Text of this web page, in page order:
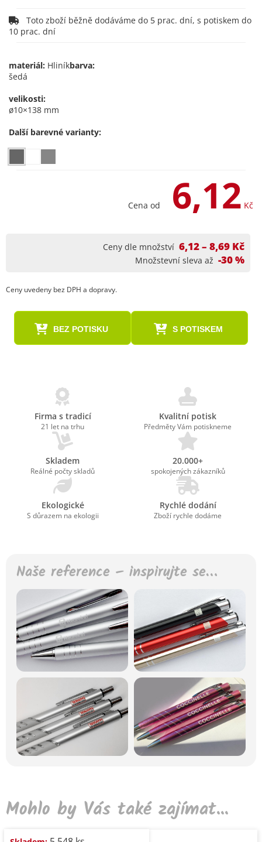
Toto zboží běžně dodáváme do 5 prac. dní, s potiskem do
10 prac. dní
materiál: Hliníkbarva:
šedá
velikosti:
ø10×138 mm
Další barevné varianty:
Cena od 6,12 Kč
Ceny dle množství 6,12 – 8,69 Kč
Množstevní sleva až -30 %
Ceny uvedeny bez DPH a dopravy.
BEZ POTISKU S POTISKEM
Firma s tradicí
21 let na trhu
Kvalitní potisk
Předměty Vám potiskneme
Skladem
Reálné počty skladů
20.000+
spokojených zákazníků
Ekologické
S důrazem na ekologii
Rychlé dodání
Zboží rychle dodáme
Naše reference – inspirujte se…
Mohlo by Vás také zajímat...